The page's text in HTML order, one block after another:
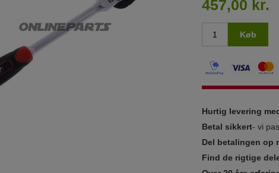
457,00 kr.
Køb
Hurtig levering
Betal sikkert- vi
Del betalingen op
Find de rigtige